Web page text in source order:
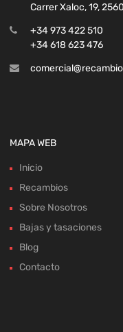
Carrer Xaloc, 19,
+34 973 422 510
+34 618 623 476
MAPA WEB
Inicio
Recambios
Sobre Nosotros
Bajas y tasaciones
Blog
Contacto